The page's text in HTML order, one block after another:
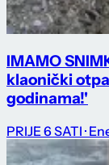
IMAMO
klaonički
godinama!'
PRIJE 6 SATI ·